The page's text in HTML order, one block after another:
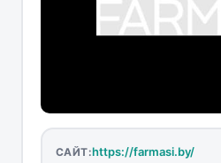
САЙТ:https://farmasi.by/